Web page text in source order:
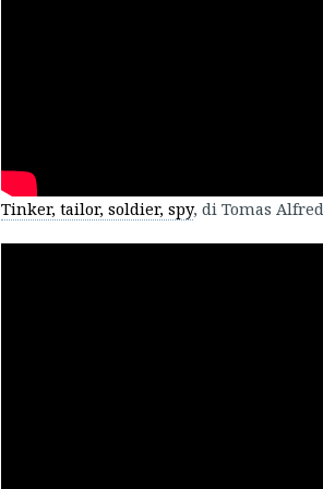
Tinker, tailor, soldier, spy, di Tomas